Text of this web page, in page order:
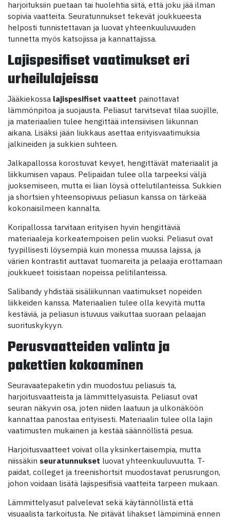
harjoituksiin puetaan tai huolehtia siitä, että joku jää ilman
sopivia vaatteita. Seuratunnukset tekevät joukkueesta
helposti tunnistettavan ja luovat yhteenkuuluvuuden
tunnetta myös katsojissa ja kannattajissa.
Lajispesifiset vaatimukset eri
urheilulajeissa
Jääkiekossa lajispesifiset vaatteet painottavat
lämmönpitoa ja suojausta. Peliasut tarvitsevat tilaa suojille,
ja materiaalien tulee hengittää intensiivisen liikunnan
aikana. Lisäksi jään liukkaus asettaa erityisvaatimuksia
jalkineiden ja sukkien suhteen.
Jalkapallossa korostuvat kevyet, hengittävät materiaalit ja
liikkumisen vapaus. Pelipaidan tulee olla tarpeeksi väljä
juoksemiseen, mutta ei liian löysä ottelutilanteissa. Sukkien
ja shortsien yhteensopivuus peliasun kanssa on tärkeää
kokonaisilmeen kannalta.
Koripallossa tarvitaan erityisen hyvin hengittäviä
materiaaleja korkeatempoisen pelin vuoksi. Peliasut ovat
tyypillisesti löysempiä kuin monessa muussa lajissa, ja
värien kontrastit auttavat tuomareita ja pelaajia erottamaan
joukkueet toisistaan nopeissa pelitilanteissa.
Salibandy yhdistää sisäliikunnan vaatimukset nopeiden
liikkeiden kanssa. Materiaalien tulee olla kevyitä mutta
kestäviä, ja peliasun istuvuus vaikuttaa suoraan pelaajan
suorituskykyyn.
Perusvaatteiden valinta ja
pakettien kokoaminen
Seuravaatepaketin ydin muodostuu peliasuis ta,
harjoitusvaatteista ja lämmittelyasuista. Peliasut ovat
seuran näkyvin osa, joten niiden laatuun ja ulkonäköön
kannattaa panostaa erityisesti. Materiaalin tulee olla lajin
vaatimusten mukainen ja kestää säännöllistä pesua.
Harjoitusvaatteet voivat olla yksinkertaisempia, mutta
niissäkin seuratunnukset luovat yhteenkuuluvuutta. T-
paidat, colleget ja treenishortsit muodostavat perusrungon,
johon voidaan lisätä lajispesifisiä vaatteita tarpeen mukaan.
Lämmittelyasut palvelevat sekä käytännöllistä että
visuaalista tarkoitusta. Ne pitävät lihakset lämpiminä ennen